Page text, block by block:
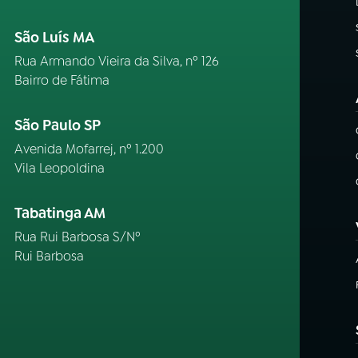
São Luís MA
Rua Armando Vieira da Silva, nº 126
Bairro de Fátima
São Paulo SP
Avenida Mofarrej, nº 1.200
Vila Leopoldina
Tabatinga AM
Rua Rui Barbosa S/Nº
Rui Barbosa